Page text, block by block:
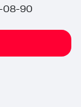
08-90